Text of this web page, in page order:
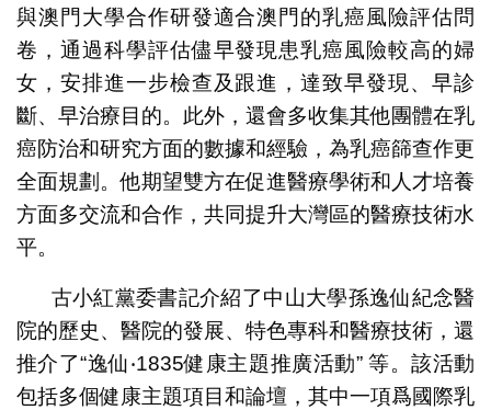
與澳門大學合作研發適合澳門的乳癌風險評估問
卷，通過科學評估儘早發現患乳癌風險較高的婦
女，安排進一步檢查及跟進，達致早發現、早診
斷、早治療目的。此外，還會多收集其他團體在乳
癌防治和研究方面的數據和經驗，為乳癌篩查作更
全面規劃。他期望雙方在促進醫療學術和人才培養
方面多交流和合作，共同提升大灣區的醫療技術水
平。
古小紅黨委書記介紹了中山大學孫逸仙紀念醫
院的歷史、醫院的發展、特色專科和醫療技術，還
推介了“逸仙‧1835健康主題推廣活動” 等。該活動
包括多個健康主題項目和論壇，其中一項爲國際乳